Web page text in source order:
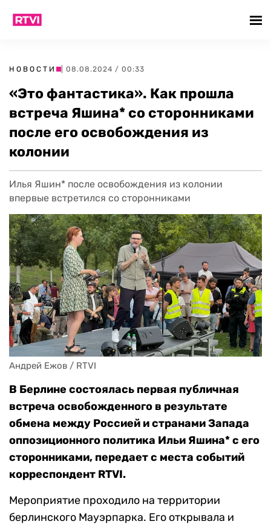
НОВОСТИ | 08.08.2024 / 00:33
«Это фантастика». Как прошла
встреча Яшина* со сторонниками
после его освобождения из
колонии
Илья Яшин* после освобождения из колонии
впервые встретился со сторонниками
Андрей Ежов / RTVI
В Берлине состоялась первая публичная
встреча освобожденного в результате
обмена между Россией и странами Запада
оппозиционного политика Ильи Яшина* с его
сторонниками, передает с места событий
корреспондент RTVI.
Мероприятие проходило на территории
берлинского Мауэрпарка. Его открывала и